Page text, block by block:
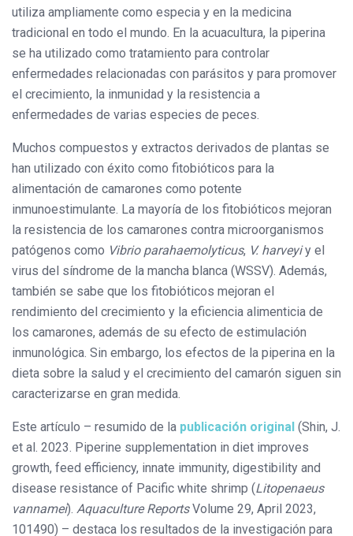
utiliza ampliamente como especia y en la medicina
tradicional en todo el mundo. En la acuacultura, la piperina
se ha utilizado como tratamiento para controlar
enfermedades relacionadas con parásitos y para promover
el crecimiento, la inmunidad y la resistencia a
enfermedades de varias especies de peces.
Muchos compuestos y extractos derivados de plantas se
han utilizado con éxito como fitobióticos para la
alimentación de camarones como potente
inmunoestimulante. La mayoría de los fitobióticos mejoran
la resistencia de los camarones contra microorganismos
patógenos como Vibrio parahaemolyticus, V. harveyiy el
virus del síndrome de la mancha blanca (WSSV). Además,
también se sabe que los fitobióticos mejoran el
rendimiento del crecimiento y la eficiencia alimenticia de
los camarones, además de su efecto de estimulación
inmunológica. Sin embargo, los efectos de la piperina en la
dieta sobre la salud y el crecimiento del camarón siguen sin
caracterizarse en gran medida.
Este artículo – resumido de la publicación original (Shin, J.
et al. 2023. Piperine supplementation in diet improves
growth, feed efficiency, innate immunity, digestibility and
disease resistance of Pacific white shrimp (Litopenaeus
vannamei). Aquaculture ReportsVolume 29, April 2023,
101490) – destaca los resultados de la investigación para